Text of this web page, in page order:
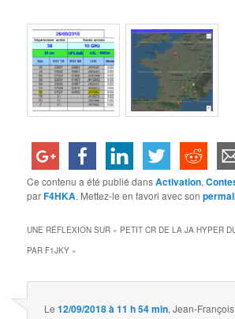
Ce contenu a été publié dansActivation,
parF4HKA. Mettez-le en favori avec son
UNE RÉFLEXION SUR « PETIT CR DE LA JA HYPER
PAR F1JKY »
Le12/09/2018 à 11 h 54 min,Jean-